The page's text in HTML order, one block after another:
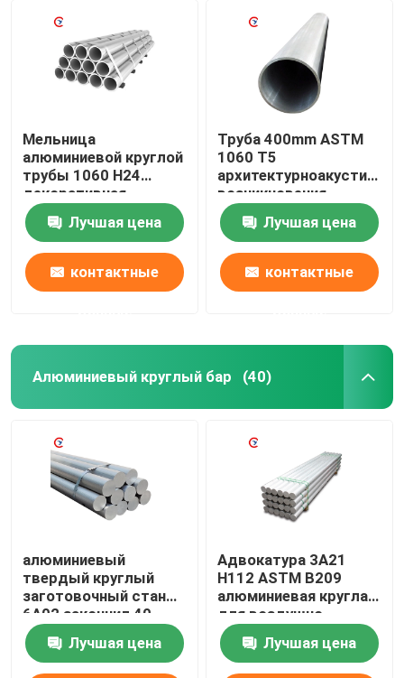
Мельница
алюминиевой круглой
трубы 1060 H24
декоративная
закончила толщину
0.6mmЛучшая цена
контактные
Труба 400mm ASTM
1060 T5
возникновения
алюминиевая круглая
Лучшая цена
контактные
Алюминиевый круглый бар (40)
алюминиевый
твердый круглый
заготовочный стан
6A02 закончил 40-
800MM OD
Лучшая цена
Адвокатура 3A21
H112 ASTM B209
алюминиевая круглая
для воздушно-
космического
пространства
авиации
Лучшая цена